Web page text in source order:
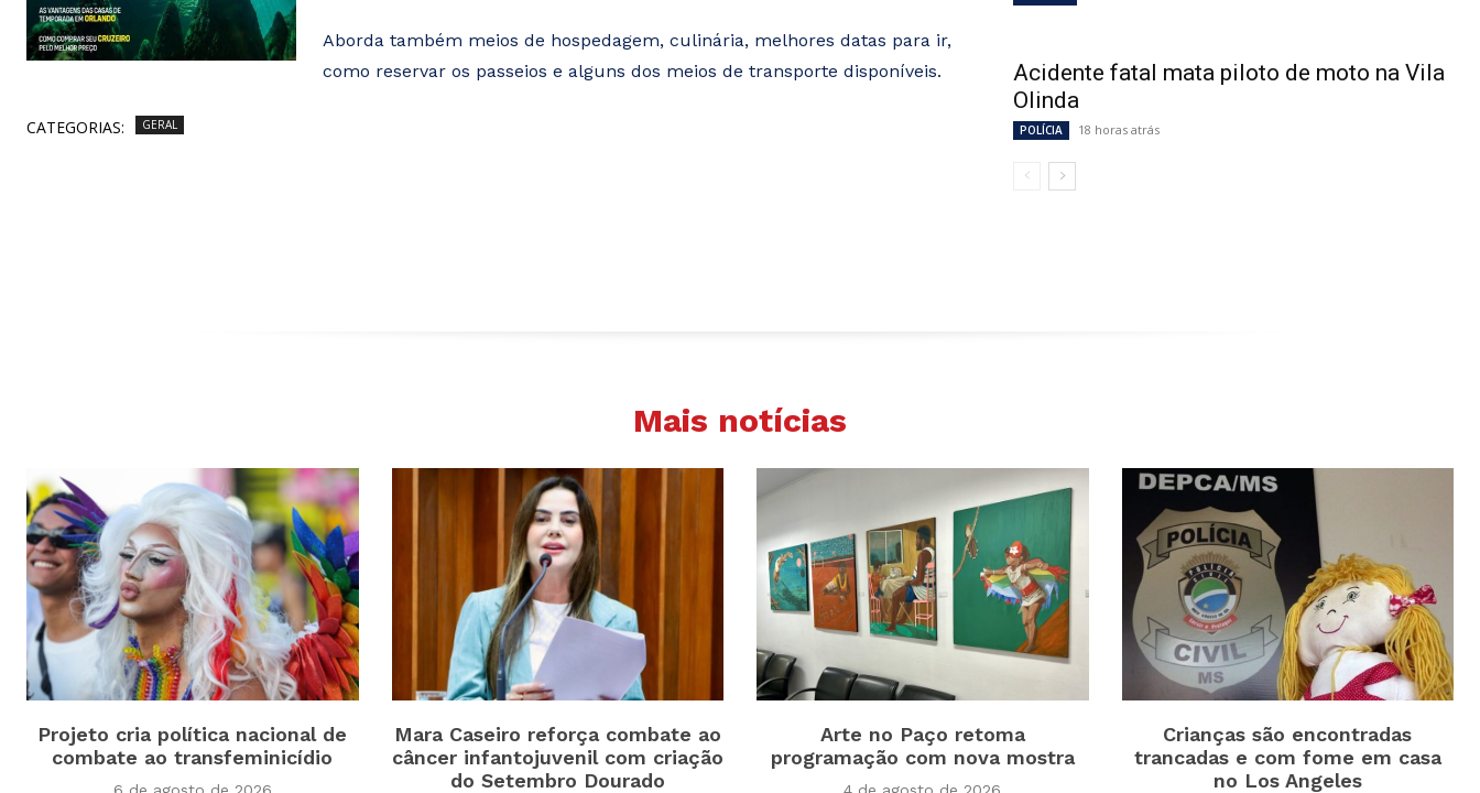
Aborda também meios de hospedagem, culinária, melhores datas para ir,
como reservar os passeios e alguns dos meios de transporte disponíveis.
CATEGORIAS: GERAL
Acidente fatal mata piloto de moto na Vila
Olinda
POLÍCIA 18 horas atrás
Mais notícias
Projeto cria política nacional de
combate ao transfeminicídio
Mara Caseiro reforça combate ao
câncer infantojuvenil com criação
do Setembro Dourado
Arte no Paço retoma
programação com nova mostra
Crianças são encontradas
trancadas e com fome em casa
no Los Angeles